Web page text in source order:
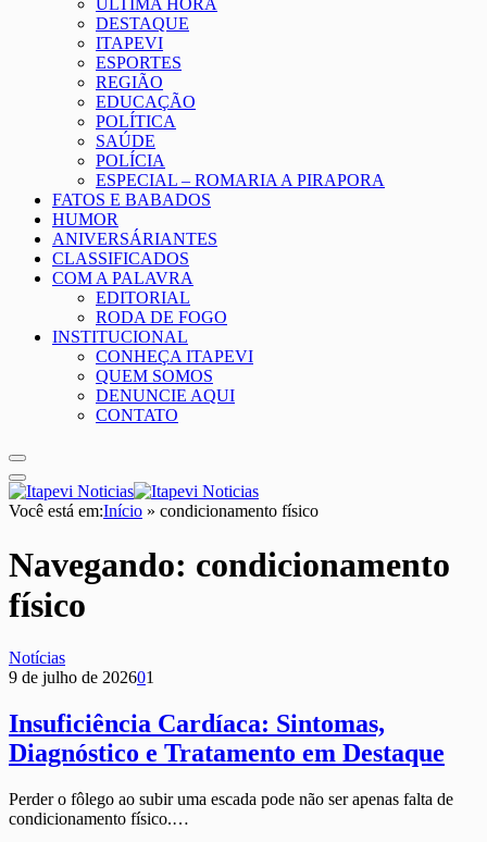
ÚLTIMA HORA
DESTAQUE
ITAPEVI
ESPORTES
REGIÃO
EDUCAÇÃO
POLÍTICA
SAÚDE
POLÍCIA
ESPECIAL – ROMARIA A PIRAPORA
FATOS E BABADOS
HUMOR
ANIVERSÁRIANTES
CLASSIFICADOS
COM A PALAVRA
EDITORIAL
RODA DE FOGO
INSTITUCIONAL
CONHEÇA ITAPEVI
QUEM SOMOS
DENUNCIE AQUI
CONTATO
Você está em:Início » condicionamento físico
Navegando: condicionamento
físico
Notícias
9 de julho de 202601
Insuficiência Cardíaca: Sintomas,
Diagnóstico e Tratamento em Destaque
Perder o fôlego ao subir uma escada pode não ser apenas falta de
condicionamento físico.…